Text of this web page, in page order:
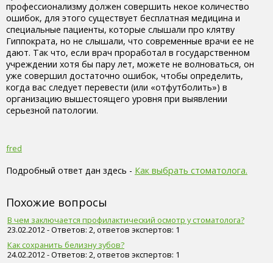
профессионализму должен совершить некое количество
ошибок, для этого существует бесплатная медицина и
специальные пациенты, которые слышали про клятву
Гиппократа, но не слышали, что современные врачи ее не
дают. Так что, если врач проработал в государственном
учреждении хотя бы пару лет, можете не волноваться, он
уже совершил достаточно ошибок, чтобы определить,
когда вас следует перевести (или «отфутболить») в
организацию вышестоящего уровня при выявлении
серьезной патологии.
fred
Подробный ответ дан здесь - Как выбрать стоматолога.
Похожие вопросы
В чем заключается профилактический осмотр у стоматолога?
23.02.2012 - Ответов: 2, ответов экспертов: 1
Как сохранить белизну зубов?
24.02.2012 - Ответов: 2, ответов экспертов: 1